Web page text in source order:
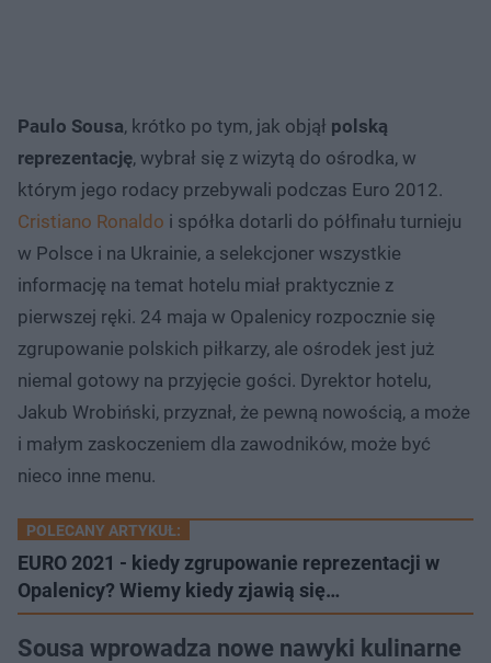
Paulo Sousa, krótko po tym, jak objął polską
reprezentację, wybrał się z wizytą do ośrodka, w
którym jego rodacy przebywali podczas Euro 2012.
Cristiano Ronaldo i spółka dotarli do półfinału turnieju
w Polsce i na Ukrainie, a selekcjoner wszystkie
informację na temat hotelu miał praktycznie z
pierwszej ręki. 24 maja w Opalenicy rozpocznie się
zgrupowanie polskich piłkarzy, ale ośrodek jest już
niemal gotowy na przyjęcie gości. Dyrektor hotelu,
Jakub Wrobiński, przyznał, że pewną nowością, a może
i małym zaskoczeniem dla zawodników, może być
nieco inne menu.
POLECANY ARTYKUŁ:
EURO 2021 - kiedy zgrupowanie reprezentacji w
Opalenicy? Wiemy kiedy zjawią się…
Sousa wprowadza nowe nawyki kulinarne